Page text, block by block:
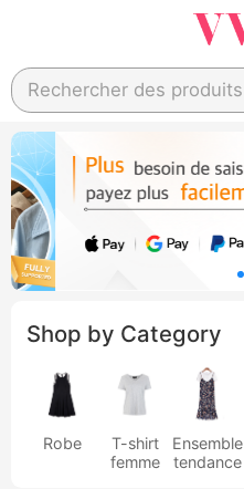
Rechercher des produits
Shop by Category
Robe
T-shirt
femme
Ensemble
tendance